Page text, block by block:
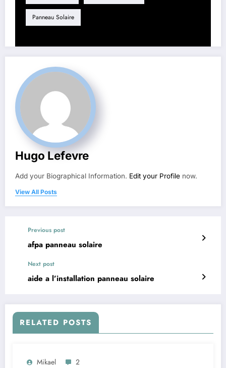
Panneau Solaire
Hugo Lefevre
Add your Biographical Information. Edit your Profile now.
View All Posts
Previous post
afpa panneau solaire
Next post
aide a l’installation panneau solaire
RELATED POSTS
Mikael 2